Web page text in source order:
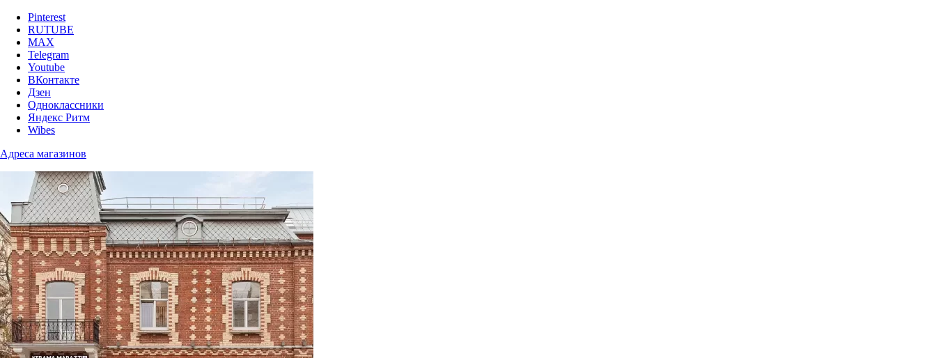
Pinterest
RUTUBE
MAX
Telegram
Youtube
ВКонтакте
Дзен
Одноклассники
Яндекс Ритм
Wibes
Адреса магазинов